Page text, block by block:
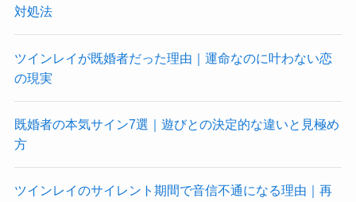
対処法
ツインレイが既婚者だった理由｜運命なのに叶わない恋
の現実
既婚者の本気サイン7選｜遊びとの決定的な違いと見極め
方
ツインレイのサイレント期間で音信不通になる理由｜再